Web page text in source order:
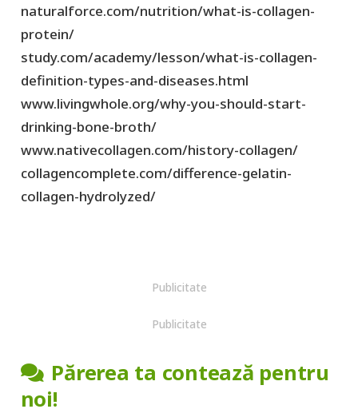
naturalforce.com/nutrition/what-is-collagen-
protein/
study.com/academy/lesson/what-is-collagen-
definition-types-and-diseases.html
www.livingwhole.org/why-you-should-start-
drinking-bone-broth/
www.nativecollagen.com/history-collagen/
collagencomplete.com/difference-gelatin-
collagen-hydrolyzed/
Publicitate
Publicitate
Părerea ta contează pentru
noi!